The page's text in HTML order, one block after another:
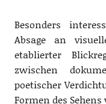
Besonders
Absage an
etablierter
zwischen
poetischer
Formen des